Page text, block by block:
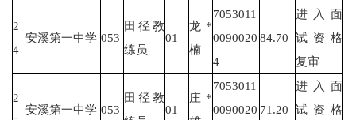
2
4
安溪第一中学 053
田径教
练员
01
龙*
楠
7053011
0090020
4
84.70
进入面
试资格
复审
2
安溪第一中学 053
田径教
01
庄*
7053011
0090020 71.20
进入面
试资格